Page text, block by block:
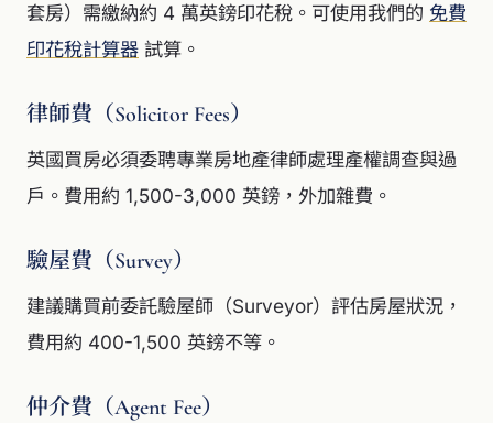
套房）需繳納約 4 萬英鎊印花稅。可使用我們的 免費
印花稅計算器 試算。
律師費（Solicitor Fees）
英國買房必須委聘專業房地產律師處理產權調查與過
戶。費用約 1,500-3,000 英鎊，外加雜費。
驗屋費（Survey）
建議購買前委託驗屋師（Surveyor）評估房屋狀況，
費用約 400-1,500 英鎊不等。
仲介費（Agent Fee）